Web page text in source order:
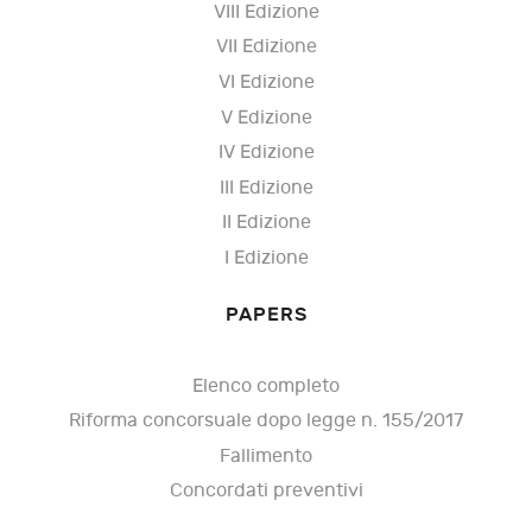
VIII Edizione
VII Edizione
VI Edizione
V Edizione
IV Edizione
III Edizione
II Edizione
I Edizione
PAPERS
Elenco completo
Riforma concorsuale dopo legge n. 155/2017
Fallimento
Concordati preventivi